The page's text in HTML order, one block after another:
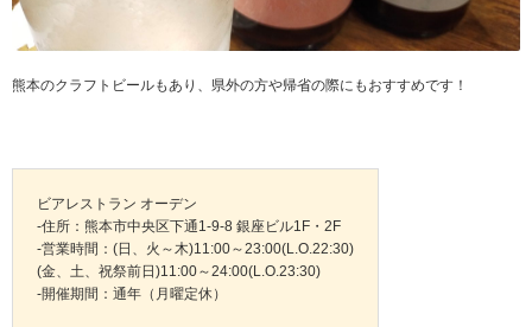
熊本のクラフトビールもあり、県外の方や帰省の際にもおすすめです！
ビアレストラン オーデン
-住所：熊本市中央区下通1-9-8 銀座ビル1F・2F
-営業時間：(日、火～木)11:00～23:00(L.O.22:30)
(金、土、祝祭前日)11:00～24:00(L.O.23:30)
-開催期間：通年（月曜定休）